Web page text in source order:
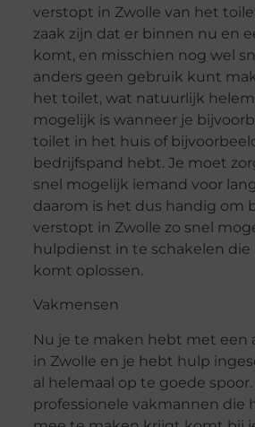
verstopt in Zwolle van het
zaak zijn dat er binnen nu en
komt, en misschien nog wel
anders geen gebruik kunt
het toilet, wat natuurlijk
mogelijk is wanneer je
toilet in het huis of
bedrijfspand hebt. Je moet
snel mogelijk iemand voor
daarom is het dus handig om
verstopt in Zwolle zo snel
hulpdienst in te schakelen
komt oplossen.
Vakmensen
Nu je te maken hebt met een
in Zwolle en je hebt hulp
al helemaal op te goede
professionele vakmannen die